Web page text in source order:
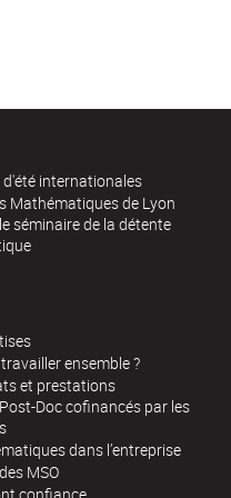
d'été internationales
Mathématiques de Lyon
séminaire de la détente
ensemble ?
et prestations
Doc cofinancés par les
dans l’entreprise
MSO